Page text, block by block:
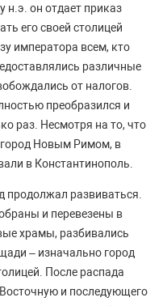
н.э. он отдает приказ
его своей столицей
императора всем, кто
различные
от налогов.
преобразился и
раз. Несмотря на то, что
город Новым Римом, в
в Константинополь.
продолжал развиваться.
и перевезены в
храмы, разбивались
– изначально город
После распада
и последующего